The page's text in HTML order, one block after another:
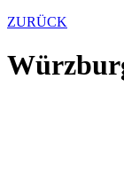
ZURÜCK